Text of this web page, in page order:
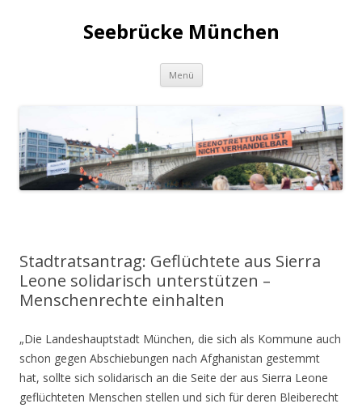
Seebrücke München
Menü Zum
springen
Stadtratsantrag: Geflüchtete aus Sierra
Leone solidarisch unterstützen –
Menschenrechte einhalten
„Die Landeshauptstadt München, die sich als Kommune auch
schon gegen Abschiebungen nach Afghanistan gestemmt
hat, sollte sich solidarisch an die Seite der aus Sierra Leone
geflüchteten Menschen stellen und sich für deren Bleiberecht